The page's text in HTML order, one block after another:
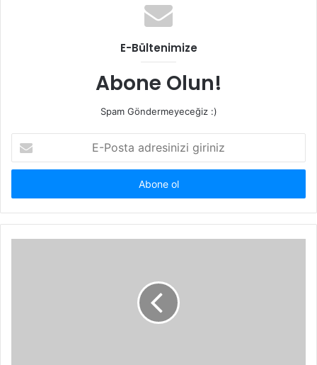
E-Bültenimize
Abone Olun!
Spam Göndermeyeceğiz :)
Posta
adresinizi